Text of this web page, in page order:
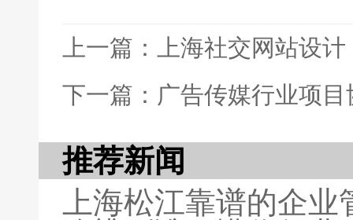
上一篇：上海社交网站设
下一篇：广告传媒行业项
推荐新闻
上海松江靠谱的企